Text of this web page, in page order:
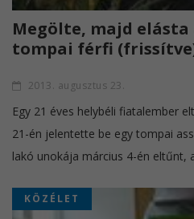
Megölte, majd
tompai férfi
2013. augusztus 23.
Egy 21 éves helybéli fiatalember
21-én jelentette be egy tompai
lakó unokája március 4-én eltűnt,
KÖZÉLET